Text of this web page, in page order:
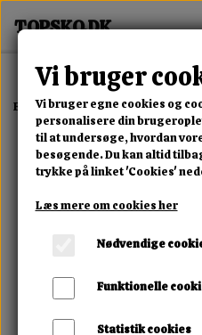
Forside Erotisk Kollektion Alle
Vi bruger
Vi bruger egne cookies og
personalisere din
til at undersøge, hvordan
besøgende. Du kan altid
trykke på linket 'Cookies'
Læs mere om cookies her
Nødvendige
Funktionelle
Statistik cookies